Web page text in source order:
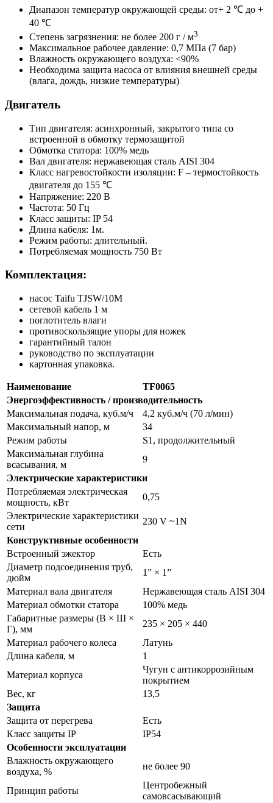
Диапазон температур окружающей среды: от+ 2 ℃ до +
40 ℃
Степень загрязнения: не более 200 г / м3
Максимальное рабочее давление: 0,7 МПа (7 бар)
Влажность окружающего воздуха: <90%
Необходима защита насоса от влияния внешней среды
(влага, дождь, низкие температуры)
Двигатель
Тип двигателя: асинхронный, закрытого типа со
встроенной в обмотку термозащитой
Обмотка статора: 100% медь
Вал двигателя: нержавеющая сталь AISI 304
Класс нагревостойкости изоляции: F – термостойкость
двигателя до 155 ℃
Напряжение: 220 В
Частота: 50 Гц
Класс защиты: IP 54
Длина кабеля: 1м.
Режим работы: длительный.
Потребляемая мощность 750 Вт
Комплектация:
насос Taifu TJSW/10M
сетевой кабель 1 м
поглотитель влаги
противоскользящие упоры для ножек
гарантийный талон
руководство по эксплуатации
картонная упаковка.
Наименование
TF0065
Энергоэффективность / производительность
Максимальная подача, куб.м/ч
4,2 куб.м/ч (70 л/мин)
Максимальный напор, м
34
Режим работы
S1, продолжительный
Максимальная глубина
всасывания, м
9
Электрические характеристики
Потребляемая электрическая
мощность, кВт
0,75
Электрические характеристики
сети
230 V ~1N
Конструктивные особенности
Встроенный эжектор
Есть
Диаметр подсоединения труб,
дюйм
1” × 1”
Материал вала двигателя
Нержавеющая сталь AISI 304
Материал обмотки статора
100% медь
Габаритные размеры (В × Ш ×
Г), мм
235 × 205 × 440
Материал рабочего колеса
Латунь
Длина кабеля, м
1
Материал корпуса
Чугун с антикоррозийным
покрытием
Вес, кг
13,5
Защита
Защита от перегрева
Есть
Класс защиты IP
IP54
Особенности эксплуатации
Влажность окружающего
воздуха, %
не более 90
Принцип работы
Центробежный
самовсасывающий